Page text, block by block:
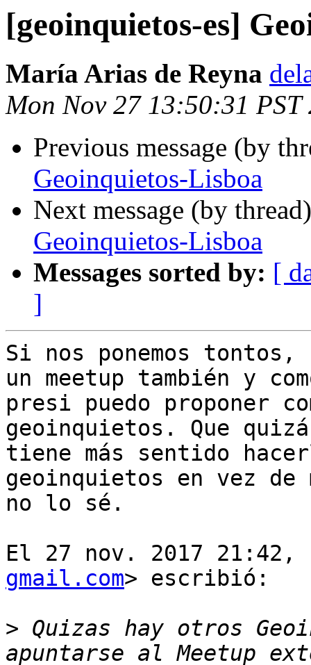
[geoinquietos-es]
María Arias de Reyna
Mon Nov 27 13:50:31 PST
Previous message (by
Geoinquietos-Lisboa
Next message (by
Geoinquietos-Lisboa
Messages sorted by: [
]
Si nos ponemos tontos,
un meetup también y
presi puedo proponer
geoinquietos. Que
tiene más sentido
geoinquietos en vez de
no lo sé.
El 27 nov. 2017 21:42,
gmail.com> escribió:
> Quizas hay otros